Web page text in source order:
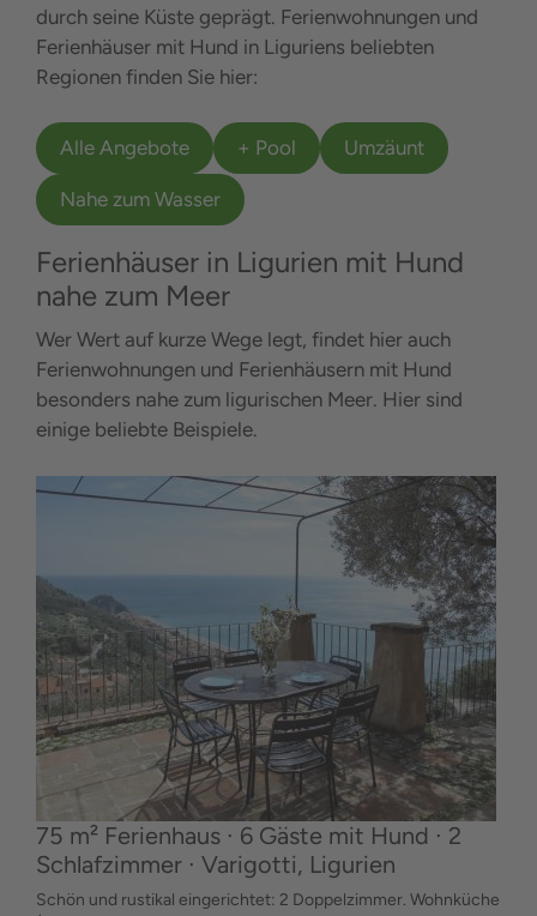
durch seine Küste geprägt. Ferienwohnungen und
Ferienhäuser mit Hund in Liguriens beliebten
Regionen finden Sie hier:
Alle Angebote + Pool Umzäunt
Nahe zum Wasser
Ferienhäuser in Ligurien mit Hund
nahe zum Meer
Wer Wert auf kurze Wege legt, findet hier auch
Ferienwohnungen und Ferienhäusern mit Hund
besonders nahe zum ligurischen Meer. Hier sind
einige beliebte Beispiele.
75 m² Ferienhaus ∙ 6 Gäste mit Hund ∙ 2
Schlafzimmer ∙ Varigotti, Ligurien
Schön und rustikal eingerichtet: 2 Doppelzimmer. Wohnküche